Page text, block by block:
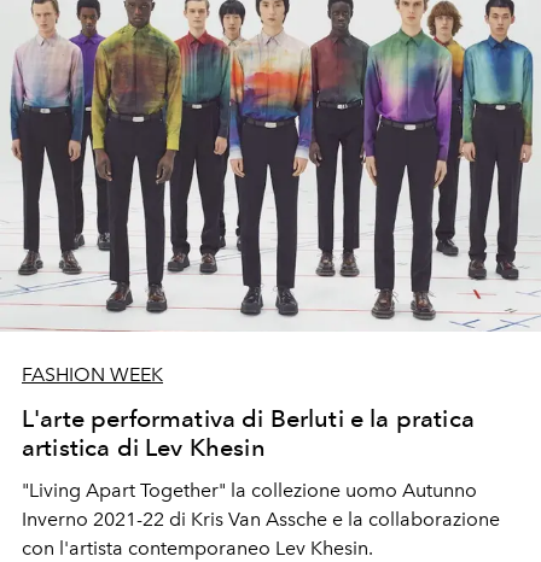
FASHION WEEK
L'arte performativa di Berluti e la pratica
artistica di Lev Khesin
"Living Apart Together" la collezione uomo Autunno
Inverno 2021-22 di Kris Van Assche e la collaborazione
con l'artista contemporaneo Lev Khesin.